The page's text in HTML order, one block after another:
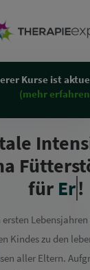
Kurse ist
(mehr
für!
Kindes zu den
aller Eltern.